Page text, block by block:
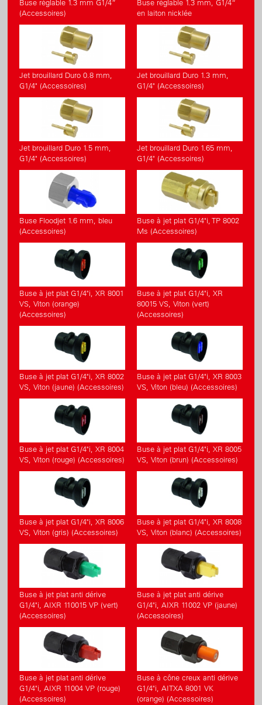
Buse réglable 1.3 mm G1/4”
(Accessoires)
Buse réglable 1.3 mm, G1/4“
en laiton nicklée
Jet brouillard Duro 0.8 mm,
G1/4" (Accessoires)
Jet brouillard Duro 1.3 mm,
G1/4" (Accessoires)
Jet brouillard Duro 1.5 mm,
G1/4" (Accessoires)
Jet brouillard Duro 1.65 mm,
G1/4" (Accessoires)
Buse Floodjet 1.6 mm, bleu
(Accessoires)
Buse à jet plat G1/4"i, TP 8002
Ms (Accessoires)
Buse à jet plat G1/4"i, XR 8001
VS, Viton (orange)
(Accessoires)
Buse à jet plat G1/4"i, XR
80015 VS, Viton (vert)
(Accessoires)
Buse à jet plat G1/4"i, XR 8002
VS, Viton (jaune) (Accessoires)
Buse à jet plat G1/4"i, XR 8003
VS, Viton (bleu) (Accessoires)
Buse à jet plat G1/4"i, XR 8004
VS, Viton (rouge) (Accessoires)
Buse à jet plat G1/4"i, XR 8005
VS, Viton (brun) (Accessoires)
Buse à jet plat G1/4"i, XR 8006
VS, Viton (gris) (Accessoires)
Buse à jet plat G1/4"i, XR 8008
VS, Viton (blanc) (Accessoires)
Buse à jet plat anti dérive
G1/4"i, AIXR 110015 VP (vert)
(Accessoires)
Buse à jet plat anti dérive
G1/4"i, AIXR 11002 VP (jaune)
(Accessoires)
Buse à jet plat anti dérive
G1/4"i, AIXR 11004 VP (rouge)
(Accessoires)
Buse à cône creux anti dérive
G1/4"i, AITXA 8001 VK
(orange) (Accessoires)